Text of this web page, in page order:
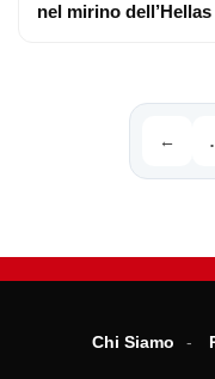
nel mirino
←
Chi Siamo